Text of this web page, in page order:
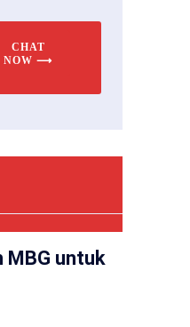
CHAT
NOW ⟶
MBG untuk